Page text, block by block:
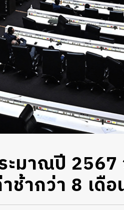
ะมาณปี 2567
ช้ากว่า 8 เดือ